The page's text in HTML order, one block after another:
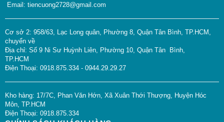
Email: tiencuong2728@gmail.com
Cơ sở 2: 958/63, Lạc Long quân, Phường 8, Quận Tân Bình, TP.HCM,
chuyển về
Địa chỉ: Số 9 Ni Sư Huỳnh Liên, Phường 10, Quận Tân Bình,
TP.HCM
Điện Thoại: 0918.875.334 - 0944.29.29.27
Kho hàng: 17/7C, Phan Văn Hớn, Xã Xuân Thới Thượng, Huyện Hóc
Môn, TP.HCM
Điện Thoại: 0918.875.334